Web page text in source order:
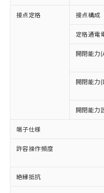
接点定格 接点構成
定格通電
開閉能力
開閉能力
開閉能力
端子仕様
許容操作頻度
絶縁抵抗
ご利用条件
以下の条件をお読
本サービス
商品の当社
(税抜)を提
当社制御機
本サービス
在庫状況お
記載してい
タに基づき
覧された時
対応予定：EU
有に対応した製品
対応予定なし：
非含有に非対応の
調査・確認中：
非含有の対応状況
非該当品：ライセ
害物質有無と関係
仕入先様の事情に
いたものが、含有
むを得ず変更する
鉛(Pb) 1000ppm以下、
※1 中国
「○」：最大均質
基準値以下である
「×」：最大均質
基準値を超えてい
「－」：未確認で
*中国RoHS10物質の基
Pb(鉛) :1000ppm、
当社は、こ
為替および
（以下｢規制
国政府の輸